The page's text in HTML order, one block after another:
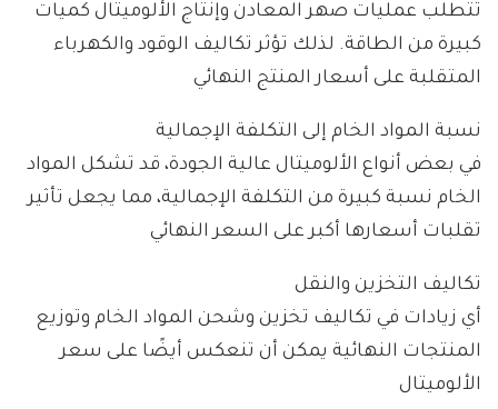
تتطلب عمليات صهر المعادن وإنتاج الألوميتال كميات
كبيرة من الطاقة. لذلك تؤثر تكاليف الوقود والكهرباء
المتقلبة على أسعار المنتج النهائي
نسبة المواد الخام إلى التكلفة الإجمالية
في بعض أنواع الألوميتال عالية الجودة، قد تشكل المواد
الخام نسبة كبيرة من التكلفة الإجمالية، مما يجعل تأثير
تقلبات أسعارها أكبر على السعر النهائي
تكاليف التخزين والنقل
أي زيادات في تكاليف تخزين وشحن المواد الخام وتوزيع
المنتجات النهائية يمكن أن تنعكس أيضًا على سعر
الألوميتال